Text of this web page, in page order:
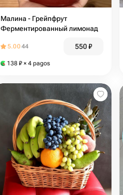
Малина - Грейпфрут
Ферментированный лимонад
5.0044 550₽
138 ₽ × 4 pagos